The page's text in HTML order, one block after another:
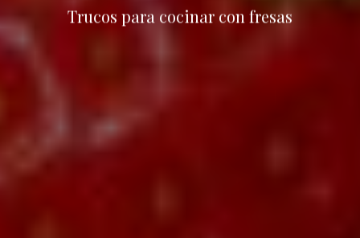
Trucos para cocinar con fresas